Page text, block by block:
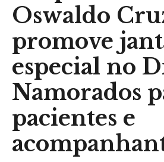
Oswaldo
promove
especial no
Namorados
pacientes e